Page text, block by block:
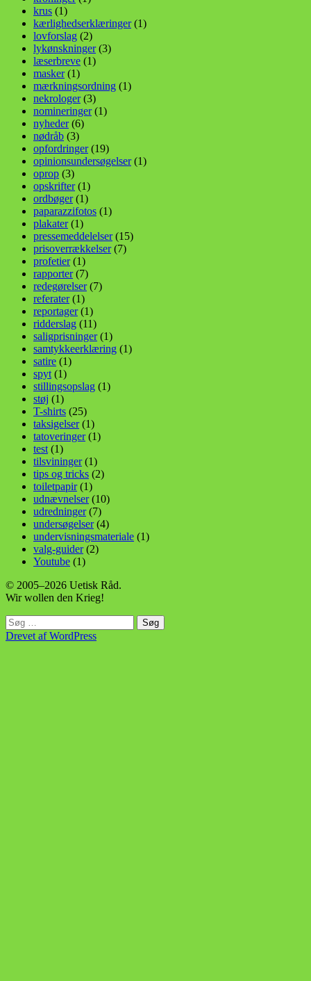
krus (1)
kærlighedserklæringer(1)
lovforslag (2)
lykønskninger(3)
læserbreve (1)
masker(1)
mærkningsordning (1)
nekrologer(3)
nomineringer(1)
nyheder(6)
nødråb (3)
opfordringer(19)
opinionsundersøgelser(1)
oprop (3)
opskrifter(1)
ordbøger(1)
paparazzifotos (1)
plakater(1)
pressemeddelelser(15)
prisoverrækkelser(7)
profetier(1)
rapporter(7)
redegørelser(7)
referater(1)
reportager(1)
ridderslag (11)
saligprisninger(1)
samtykkeerklæring (1)
satire (1)
spyt (1)
stillingsopslag (1)
støj (1)
T-shirts (25)
taksigelser(1)
tatoveringer(1)
test (1)
tilsvininger(1)
tips og tricks (2)
toiletpapir(1)
udnævnelser(10)
udredninger(7)
undersøgelser(4)
undervisningsmateriale (1)
valg-guider(2)
Youtube (1)
© 2005–2026 Uetisk Råd.
Wir wollen den Krieg!
Søg
efter:
Drevet af WordPress